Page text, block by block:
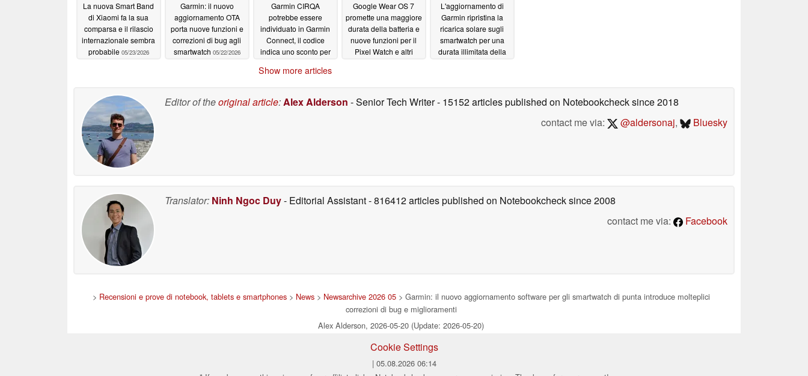
La nuova Smart Band
di Xiaomi fa la sua
comparsa e il rilascio
internazionale sembra
probabile 05/23/2026
Garmin: il nuovo
aggiornamento OTA
porta nuove funzioni e
correzioni di bug agli
smartwatch 05/22/2026
Garmin CIRQA
potrebbe essere
individuato in Garmin
Connect, il codice
indica uno sconto per
Google Wear OS 7
promette una maggiore
durata della batteria e
nuove funzioni per il
Pixel Watch e altri
L'aggiornamento di
Garmin ripristina la
ricarica solare sugli
smartwatch per una
durata illimitata della
Show more articles
Editor of theoriginal article:Alex Alderson - Senior Tech Writer- 15152 articles published on Notebookchecksince 2018
contact me via:
@aldersonaj, Bluesky
Translator: Ninh Ngoc Duy- Editorial Assistant- 816412 articles published on Notebookchecksince 2008
contact me via:
Facebook
> Recensioni e prove di notebook, tablets e smartphones> News> Newsarchive 2026 05> Garmin: il nuovo aggiornamento software per gli smartwatch di punta introduce molteplici
correzioni di bug e miglioramenti
Alex Alderson, 2026-05-20 (Update: 2026-05-20)
Cookie Settings
| 05.08.2026 06:14